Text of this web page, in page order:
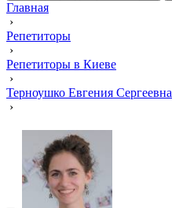
Главная
›
Репетиторы
›
Репетиторы в Киеве
›
Терноушко Евгения Сергеевна
›